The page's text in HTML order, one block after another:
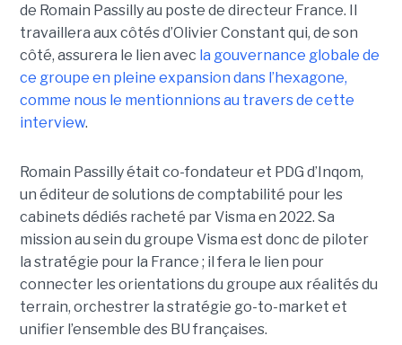
de Romain Passilly au poste de directeur France. Il
travaillera aux côtés d’Olivier Constant qui, de son
côté, assurera le lien avec la gouvernance globale de
ce groupe en pleine expansion dans l’hexagone,
comme nous le mentionnions au travers de cette
interview.
Romain Passilly était co-fondateur et PDG d’Inqom,
un éditeur de solutions de comptabilité pour les
cabinets dédiés racheté par Visma en 2022. Sa
mission au sein du groupe Visma est donc de piloter
la stratégie pour la France ; il fera le lien pour
connecter les orientations du groupe aux réalités du
terrain, orchestrer la stratégie go-to-market et
unifier l’ensemble des BU françaises.